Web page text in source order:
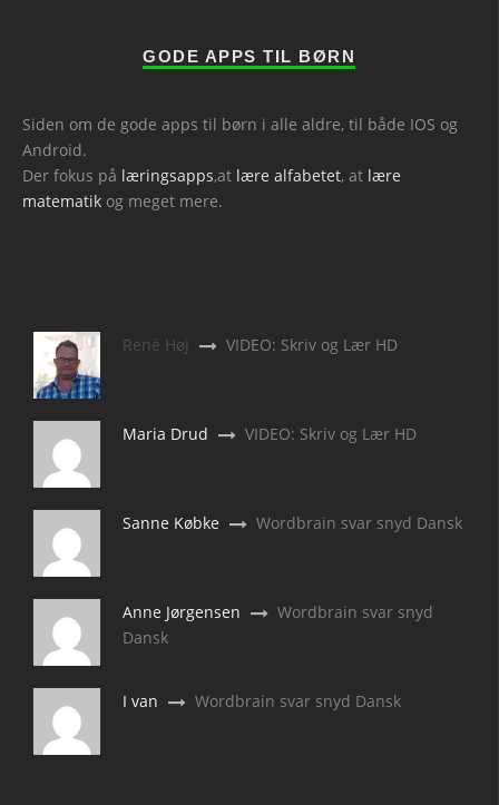
GODE APPS TIL BØRN
Siden om de gode apps til børn i alle aldre, til både IOS og
Android.
Der fokus på læringsapps,at lære alfabetet, at lære
matematik og meget mere.
René Høj VIDEO: Skriv og Lær HD
Maria Drud VIDEO: Skriv og Lær HD
Sanne Købke Wordbrain svar snyd Dansk
Anne Jørgensen
Wordbrain svar snyd
Dansk
I van Wordbrain svar snyd Dansk